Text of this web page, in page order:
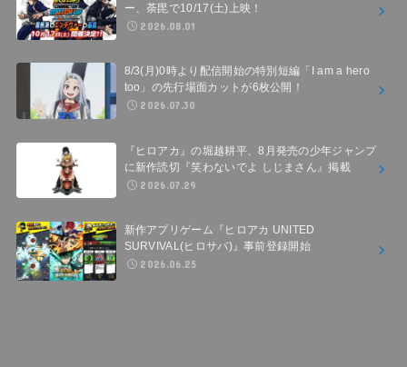
ー、荼毘で10/17(土)上映！
2026.08.01
8/3(月)0時より配信開始の特別短編「I am a hero
too」の先行場面カットが6枚公開！
2026.07.30
『ヒロアカ』の堀越耕平、8月発売の少年ジャンプ
に新作読切『笑わないでよ しじまさん』掲載
2026.07.29
新作アプリゲーム『ヒロアカ UNITED
SURVIVAL(ヒロサバ)』事前登録開始
2026.06.25